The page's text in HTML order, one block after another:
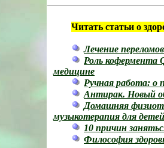
Читать статьи о
Лечение
Роль кофермента
медицине
Ручная работа: о
Антирак. Новый
Домашняя
музыкотерапия для детей
10 причин
Философия